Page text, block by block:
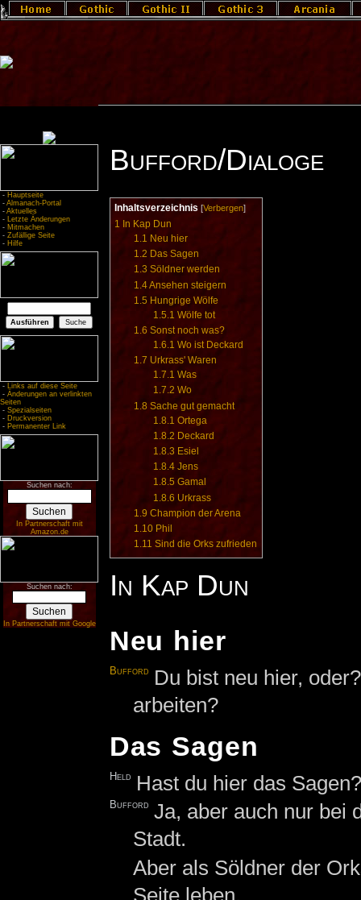
- Hauptseite
- Almanach-Portal
- Aktuelles
- Letzte Änderungen
- Mitmachen
- Zufällige Seite
- Hilfe
- Links auf diese Seite
- Änderungen an verlinkten
Seiten
- Spezialseiten
- Druckversion
- Permanenter Link
Suchen nach:
In Partnerschaft mit
Amazon.de
Suchen nach:
In Partnerschaft mit Google
Bufford/Dialoge
Inhaltsverzeichnis [Verbergen]
1 In Kap Dun
1.1 Neu hier
1.2 Das Sagen
1.3 Söldner werden
1.4Ansehen steigern
1.5 Hungrige Wölfe
1.5.1 Wölfe tot
1.6 Sonst noch was?
1.6.1 Wo ist Deckard
1.7 Urkrass' Waren
1.7.1 Was
1.7.2 Wo
1.8 Sache gut gemacht
1.8.1 Ortega
1.8.2 Deckard
1.8.3 Esiel
1.8.4 Jens
1.8.5 Gamal
1.8.6 Urkrass
1.9 Champion der Arena
1.10 Phil
1.11 Sind die Orks zufrieden
In Kap Dun
Neu hier
Bufford
Du bist neu hier,
arbeiten?
Das Sagen
Held Hast du hier das
Bufford Ja, aber auch nur bei
Stadt.
Aber als Söldner der
Seite leben.